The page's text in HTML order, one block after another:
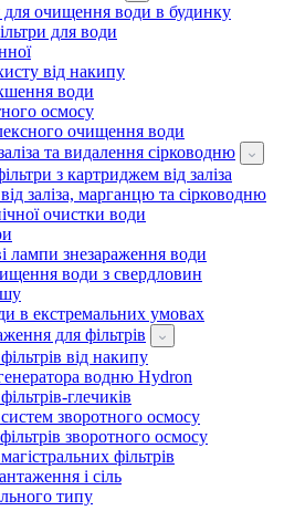
для очищення води в будинку
для води
від накипу
води
осмосу
очищення води
та видалення сірководню
з картриджем від заліза
заліза, марганцю та сірководню
очистки води
лампи знезараження води
води з свердловин
в екстремальних умовах
для фільтрів
від накипу
водню Hydron
глечиків
зворотного осмосу
зворотного осмосу
фільтрів
і сіль
типу